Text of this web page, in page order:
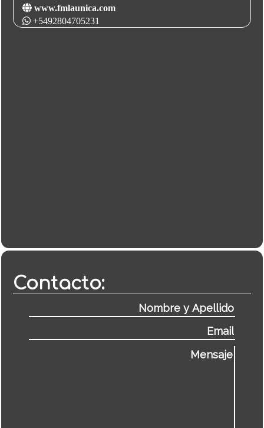
www.fmlaunica.com
+5492804705231
Contacto: